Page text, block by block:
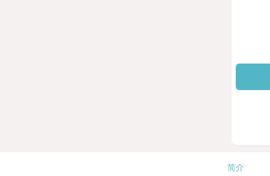
简介